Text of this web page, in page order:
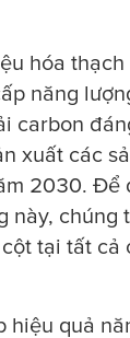
hóa
năng
carbon
xuất các
2030. Để
này, chúng
tại tất cả
hiệu quả